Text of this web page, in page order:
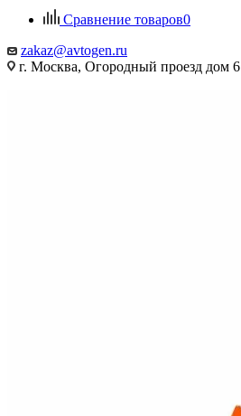
Сравнение товаров0
zakaz@avtogen.ru
г. Москва, Огородный проезд дом 6